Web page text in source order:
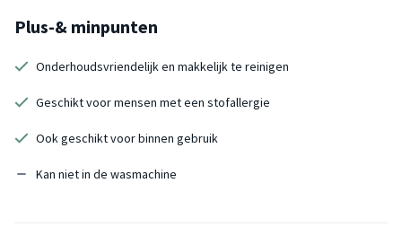
Plus-& minpunten
Onderhoudsvriendelijk en makkelijk te reinigen
Geschikt voor mensen met een stofallergie
Ook geschikt voor binnen gebruik
Kan niet in de wasmachine